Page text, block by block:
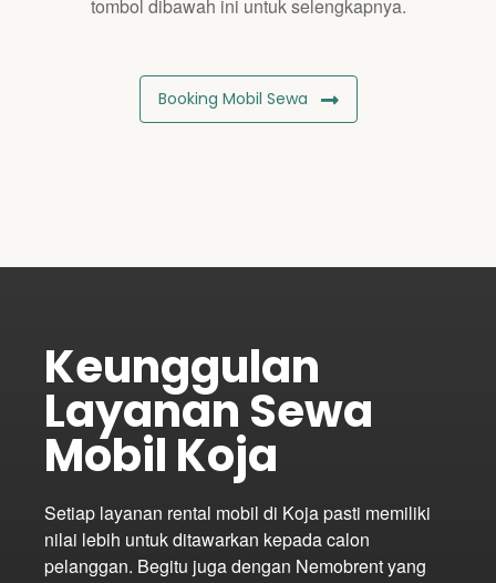
tombol dibawah ini untuk selengkapnya.
Booking Mobil Sewa
Keunggulan
Layanan Sewa
Mobil Koja
Setiap layanan rental mobil di Koja pasti memiliki
nilai lebih untuk ditawarkan kepada calon
pelanggan. Begitu juga dengan Nemobrent yang